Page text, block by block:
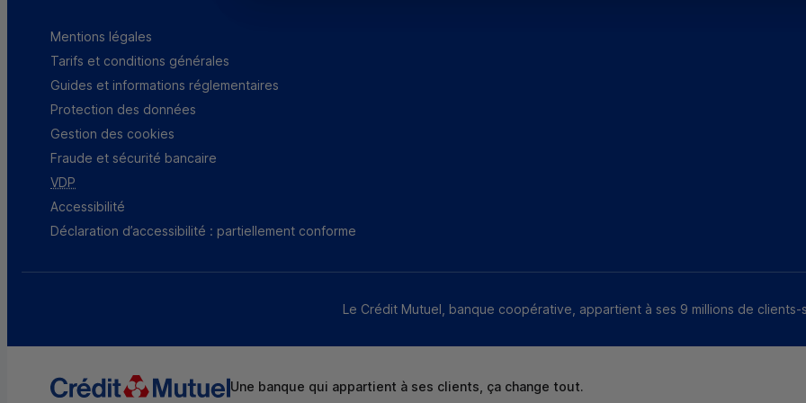
Mentions légales
Tarifs et conditions générales
Guides et informations réglementaires
Protection des données
Gestion des cookies
Fraude et sécurité bancaire
VDP
Accessibilité
Déclaration d’accessibilité : partiellement conforme
Le Crédit Mutuel, banque coopérative, appartient à ses 9 millions de clients-
Une banque qui appartient à ses clients, ça change tout.